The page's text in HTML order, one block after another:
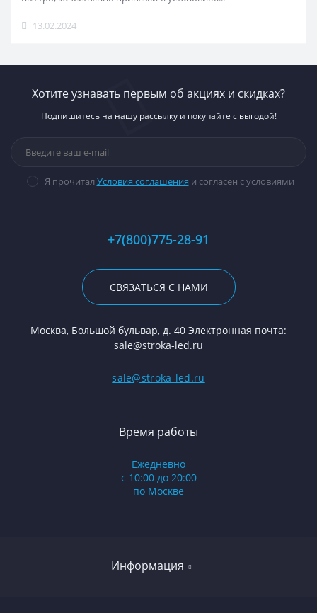
13.02.2024
Хотите узнавать первым об акциях и скидках?
Подпишитесь на нашу рассылку и покупайте с выгодой!
Я прочитал Условия соглашения и согласен с условиями
+7(800)775-28-91
СВЯЗАТЬСЯ С НАМИ
Москва, Большой бульвар, д. 40 Электронная почта:
sale@stroka-led.ru
sale@stroka-led.ru
Информация
Время работы
Ежедневно
с 10:00 до 20:00
по Москве